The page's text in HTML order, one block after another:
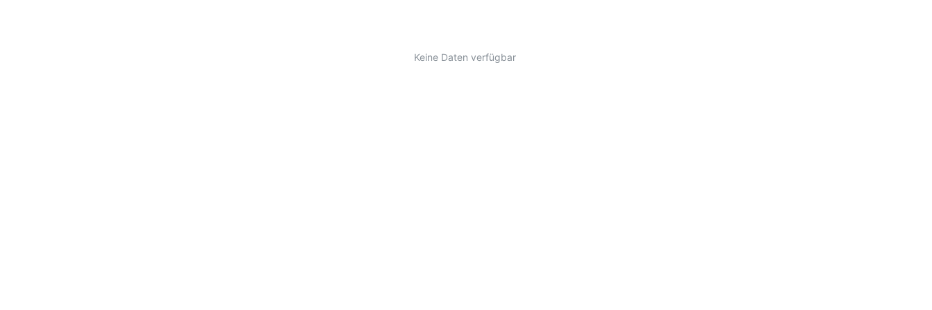
Keine Daten verfügbar